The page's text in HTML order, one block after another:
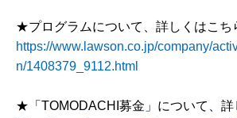
★プログラムについて、詳しくはこち
https://www.lawson.co.jp/company/
n/1408379_9112.html
★「TOMODACHI募金」について、詳